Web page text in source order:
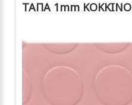
ΤΑΠΑ 1mm KOKKINO